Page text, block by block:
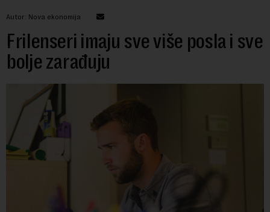
Autor: Nova ekonomija
Frilenseri imaju sve više posla i sve
bolje zarađuju